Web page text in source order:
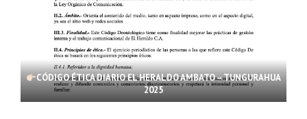
CÓDIGO ÉTICA DIARIO EL HERALDO AMBATO – TUNGURAHUA
2025